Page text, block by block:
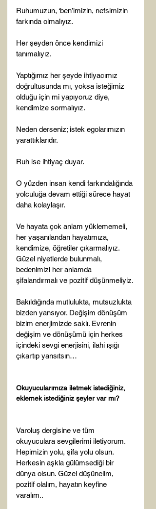
Ruhumuzun, ‘ben’imizin, nefsimizin
farkında olmalıyız.
Her şeyden önce kendimizi
tanımalıyız.
Yaptığımız her şeyde ihtiyacımız
doğrultusunda mı, yoksa isteğimiz
olduğu için mi yapıyoruz diye,
kendimize sormalıyız.
Neden derseniz; istek egolarımızın
yarattıklarıdır.
Ruh ise ihtiyaç duyar.
O yüzden insan kendi farkındalığında
yolculuğa devam ettiği sürece hayat
daha kolaylaşır.
Ve hayata çok anlam yüklememeli,
her yaşanılandan hayatımıza,
kendimize, öğretiler çıkarmalıyız.
Güzel niyetlerde bulunmalı,
bedenimizi her anlamda
şifalandırmalı ve pozitif düşünmeliyiz.
Bakıldığında mutlulukta, mutsuzlukta
bizden yansıyor. Değişim dönüşüm
bizim enerjimizde saklı. Evrenin
değişim ve dönüşümü için herkes
içindeki sevgi enerjisini, ilahi ışığı
çıkartıp yansıtsın…
Okuyucularımıza iletmek istediğiniz,
eklemek istediğiniz şeyler var mı?
Varoluş dergisine ve tüm
okuyuculara sevgilerimi iletiyorum.
Hepimizin yolu, şifa yolu olsun.
Herkesin aşkla gülümsediği bir
dünya olsun. Güzel düşünelim,
pozitif olalım, hayatın keyfine
varalım..